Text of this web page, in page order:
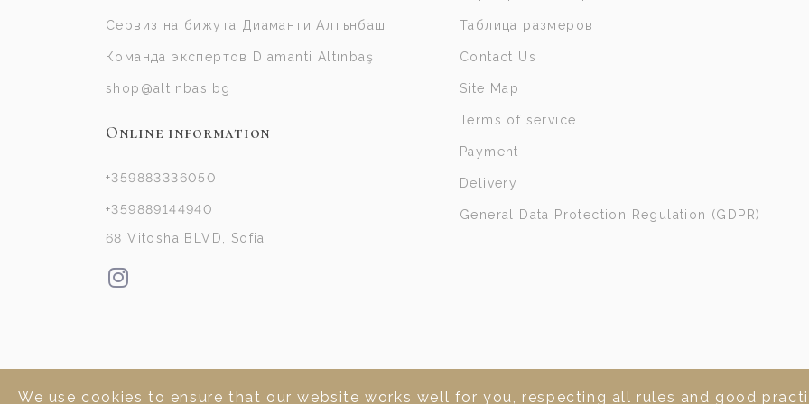
We use cookies to ensure that our website works well for you, respecting all rules and good
Сервиз на бижута Диаманти Алтънбаш
Команда экспертов Diamanti Altınbaş
shop@altinbas.bg
Online information
+359883336050
+359889144940
68 Vitosha BLVD, Sofia
Таблица размеров
Contact Us
Site Map
Terms of service
Payment
Delivery
General Data Protection Regulation (GDPR)